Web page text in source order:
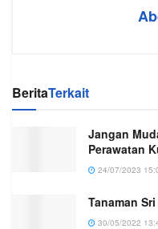
BeritaTerkait
Jangan
Perawatan
24/07/2023
Tanaman
30/05/2022